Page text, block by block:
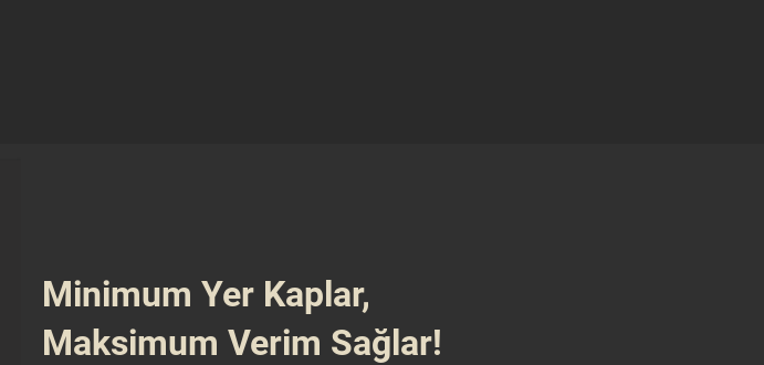
Minimum Yer Kaplar,
Maksimum Verim Sağlar!